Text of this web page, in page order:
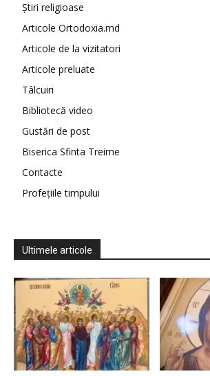
Știri religioase
Articole Ortodoxia.md
Articole de la vizitatori
Articole preluate
Tâlcuiri
Bibliotecă video
Gustări de post
Biserica Sfinta Treime
Contacte
Profețiile timpului
Ultimele articole